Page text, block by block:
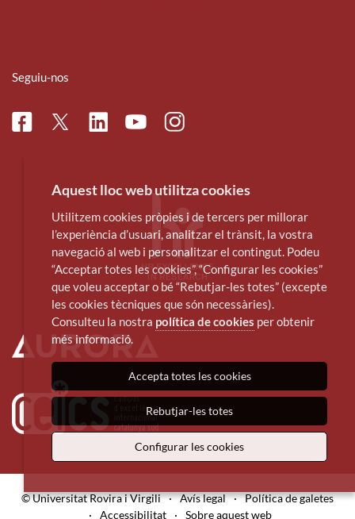
Seguiu-nos
FacebookTwitterLinkedinYoutubeInstagram
© Universitat Rovira i Virgili · Avís legal · Política de galetes
·
Accessibilitat · Sobre aquest web
Aquest lloc web utilitza cookies
Utilitzem cookies pròpies i de tercers per millorar
l’experiència d’usuari, analitzar el trànsit, la vostra
navegació al web i personalitzar el contingut. Podeu
“Acceptar totes les cookies”, “Configurar les cookies”
que voleu acceptar o bé “Rebutjar-les totes” (excepte
les cookies tècniques que són necessàries).
Consulteu la nostra política de cookies per obtenir
més informació.
Accepta totes les cookies
Rebutjar-les totes
Configurar les cookies